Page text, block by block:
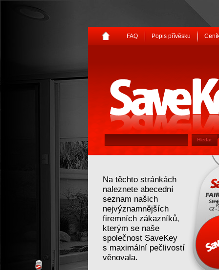
FAQ Popis přívěsku
SaveKey
Na těchto stránkách
naleznete abecední
seznam našich
nejvýznamnějších
firemních zákazníků,
kterým se naše
společnost SaveKey
s maximální pečlivostí
věnovala.